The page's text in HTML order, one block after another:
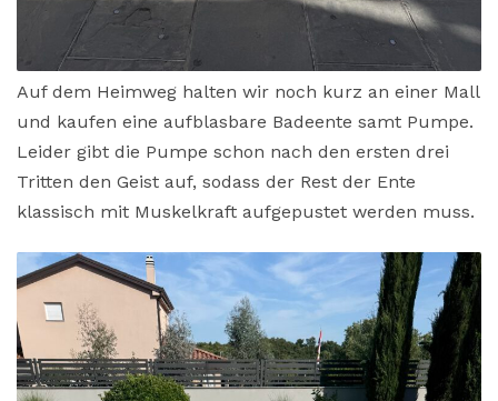
Auf dem Heimweg halten wir noch kurz an einer Mall
und kaufen eine aufblasbare Badeente samt Pumpe.
Leider gibt die Pumpe schon nach den ersten drei
Tritten den Geist auf, sodass der Rest der Ente
klassisch mit Muskelkraft aufgepustet werden muss.